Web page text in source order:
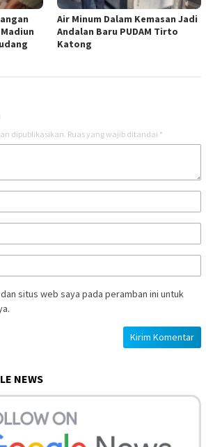
Air Minum Dalam Kemasan Jadi
Andalan Baru PUDAM Tirto
Katong
dipublikasikan. Ruas yang wajib ditandai *
situs web saya pada peramban ini untuk
NEWS